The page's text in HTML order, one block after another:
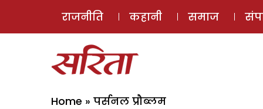
राजनीति कहानी समाज
Home » पर्सनल प्रौब्लम